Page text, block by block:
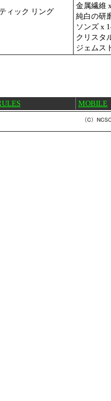
ィック リング
金属繊維
純白の研
ソンズ x
クリスタ
ジェムス
MOBILE